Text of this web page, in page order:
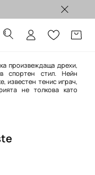
произвеждаща дрехи,
спортен стил. Нейн
известен тенис играч,
не толкова като